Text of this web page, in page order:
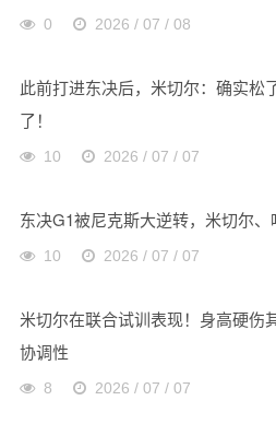
0 2026 / 07 / 08
此前打进东决后，米切尔：确实松
了！
10 2026 / 07 / 07
东决G1被尼克斯大逆转，米切尔
10 2026 / 07 / 07
米切尔在联合试训表现！身高硬伤
协调性
8 2026 / 07 / 07